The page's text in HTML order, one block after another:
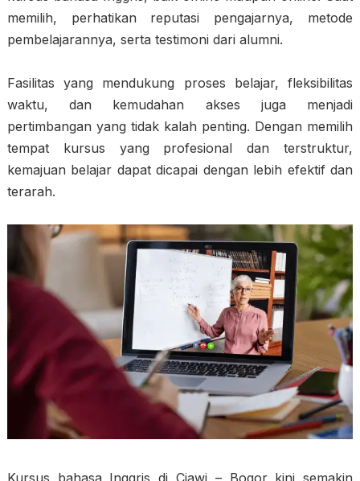
memilih, perhatikan reputasi pengajarnya, metode
pembelajarannya, serta testimoni dari alumni.
Fasilitas yang mendukung proses belajar, fleksibilitas
waktu, dan kemudahan akses juga menjadi
pertimbangan yang tidak kalah penting. Dengan memilih
tempat kursus yang profesional dan terstruktur,
kemajuan belajar dapat dicapai dengan lebih efektif dan
terarah.
Kursus bahasa Inggris di Ciawi – Bogor kini semakin